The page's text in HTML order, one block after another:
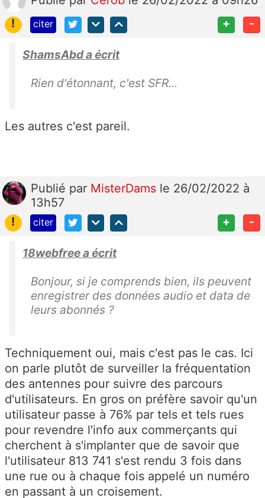
!
citer + -
ShamsAbd a écrit
Rien d'étonnant, c'est SFR...
Les autres c'est pareil.
Publié par MisterDams le 26/02/2022 à
13h57
!
citer + -
18webfree a écrit
Bonjour, si je comprends bien, ils peuvent
enregistrer des données audio et data de
leurs abonnés ?
Techniquement oui, mais c'est pas le cas. Ici
on parle plutôt de surveiller la fréquentation
des antennes pour suivre des parcours
d'utilisateurs. En gros on préfère savoir qu'un
utilisateur passe à 76% par tels et tels rues
pour revendre l'info aux commerçants qui
cherchent à s'implanter que de savoir que
l'utilisateur 813 741 s'est rendu 3 fois dans
une rue ou à chaque fois appelé un numéro
en passant à un croisement.